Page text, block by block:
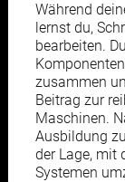
Während
lernst du,
bearbeiten.
zusammen
Beitrag zur
Maschinen.
Ausbildung
der Lage, mit
Systemen